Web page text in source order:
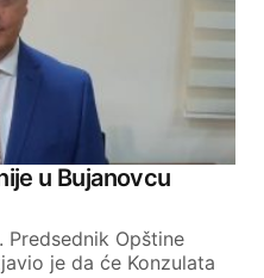
be published.
u Bujanovcu
Predsednik Opštine
je da će Konzulata